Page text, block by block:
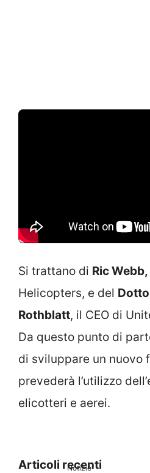
Si trattano di Ric Webb,
Helicopters, e del
Rothblatt, il CEO di
Da questo punto di
di sviluppare un nuovo
prevederà l’utilizzo
elicotteri e aerei.
Articoli recenti
Notizie